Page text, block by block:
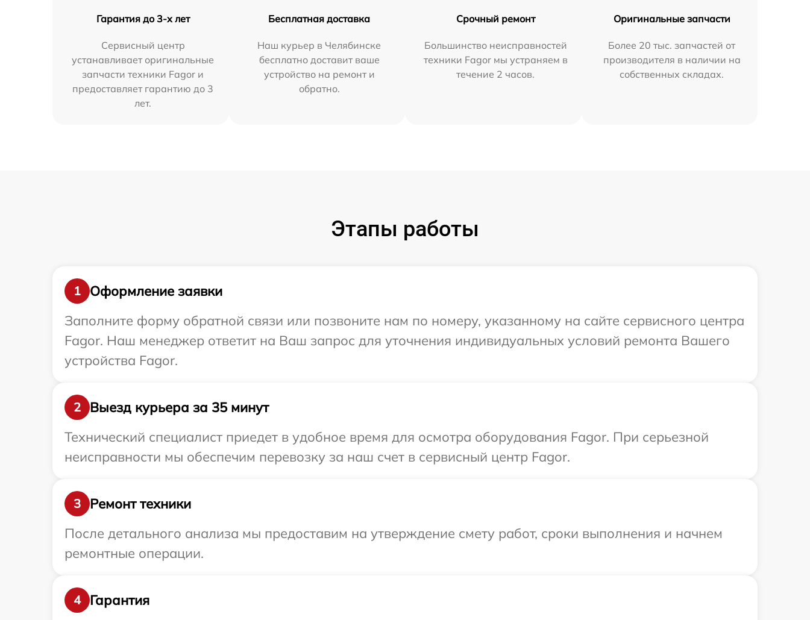
Гарантия до 3-х лет
Сервисный центр
устанавливает оригинальные
запчасти техники Fagor и
предоставляет гарантию до 3
лет.
Бесплатная доставка
Наш курьер в Челябинске
бесплатно доставит ваше
устройство на ремонт и
обратно.
Срочный ремонт
Большинство неисправностей
техники Fagor мы устраняем в
течение 2 часов.
Оригинальные запчасти
Более 20 тыс. запчастей от
производителя в наличии на
собственных складах.
Этапы работы
1
Оформление заявки
Заполните форму обратной связи или позвоните нам по номеру, указанному на сайте сервисного центра
Fagor. Наш менеджер ответит на Ваш запрос для уточнения индивидуальных условий ремонта Вашего
устройства Fagor.
2
Выезд курьера за 35 минут
Технический специалист приедет в удобное время для осмотра оборудования Fagor. При серьезной
неисправности мы обеспечим перевозку за наш счет в сервисный центр Fagor.
3
Ремонт техники
После детального анализа мы предоставим на утверждение смету работ, сроки выполнения и начнем
ремонтные операции.
4
Гарантия